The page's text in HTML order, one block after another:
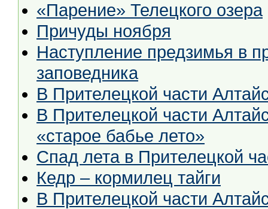
«Парение» Телецкого озера
Причуды ноября
Наступление предзимья в
заповедника
В Прителецкой части
В Прителецкой части
«старое бабье лето»
Спад лета в Прителецкой
Кедр – кормилец тайги
В Прителецкой части